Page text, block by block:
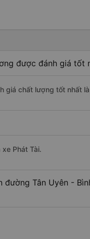
được đánh giá tốt
giá chất lượng tốt nhất
Phát Tài.
Tân Uyên -